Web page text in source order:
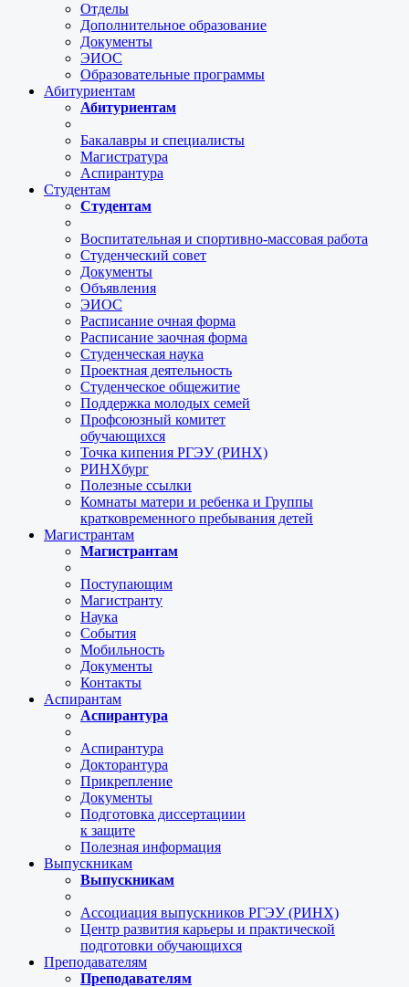
Отделы
Дополнительное образование
Документы
ЭИОС
Образовательные программы
Абитуриентам
Абитуриентам
Бакалавры и специалисты
Магистратура
Аспирантура
Студентам
Студентам
Воспитательная и спортивно-массовая работа
Студенческий совет
Документы
Объявления
ЭИОС
Расписание очная форма
Расписание заочная форма
Студенческая наука
Проектная деятельность
Студенческое общежитие
Поддержка молодых семей
Профсоюзный комитет
обучающихся
Точка кипения РГЭУ (РИНХ)
РИНХбург
Полезные ссылки
Комнаты матери и ребенка и Группы
кратковременного пребывания детей
Магистрантам
Магистрантам
Поступающим
Магистранту
Наука
События
Мобильность
Документы
Контакты
Аспирантам
Аспирантура
Аспирантура
Докторантура
Прикрепление
Документы
Подготовка диссертациии
к защите
Полезная информация
Выпускникам
Выпускникам
Ассоциация выпускников РГЭУ (РИНХ)
Центр развития карьеры и практической
подготовки обучающихся
Преподавателям
Преподавателям